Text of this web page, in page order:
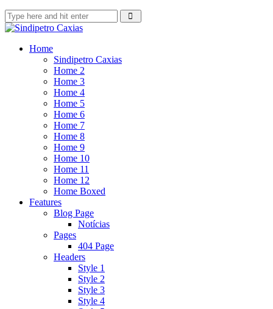
Home
Sindipetro Caxias
Home 2
Home 3
Home 4
Home 5
Home 6
Home 7
Home 8
Home 9
Home 10
Home 11
Home 12
Home Boxed
Features
Blog Page
Notícias
Pages
404 Page
Headers
Style 1
Style 2
Style 3
Style 4